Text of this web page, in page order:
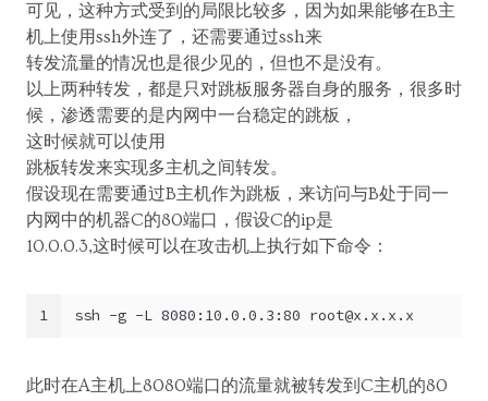
可见，这种方式受到的局限比较多，因为如果能够在B主
机上使用ssh外连了，还需要通过ssh来
转发流量的情况也是很少见的，但也不是没有。
以上两种转发，都是只对跳板服务器自身的服务，很多时
候，渗透需要的是内网中一台稳定的跳板，
这时候就可以使用
跳板转发来实现多主机之间转发。
假设现在需要通过B主机作为跳板，来访问与B处于同一
内网中的机器C的80端口，假设C的ip是
10.0.0.3,这时候可以在攻击机上执行如下命令：
1 ssh -g -L 8080:10.0.0.3:80 root@x.x.x.x
此时在A主机上8080端口的流量就被转发到C主机的80